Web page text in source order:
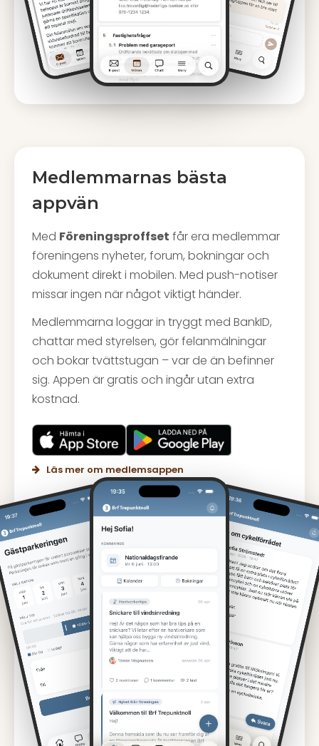
Medlemmarnas bästa
appvän
Med Föreningsproffset får era medlemmar
föreningens nyheter, forum, bokningar och
dokument direkt i mobilen. Med push-notiser
missar ingen när något viktigt händer.
Medlemmarna loggar in tryggt med BankID,
chattar med styrelsen, gör felanmälningar
och bokar tvättstugan – var de än befinner
sig. Appen är gratis och ingår utan extra
kostnad.
Läs mer om medlemsappen